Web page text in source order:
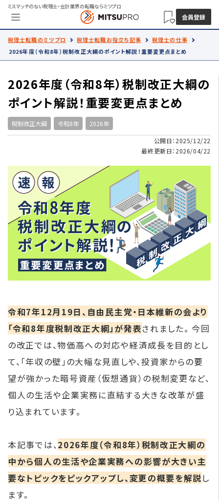
ミスマッチのない税理士・会計業界の転職ならミツプロ
会員登録
税理士転職のミツプロ 税理士転職お役立ち記事
税理士の仕事
2026年度（令和8年）税制改正大綱のポイント解説！重要変更点まとめ
2026年度（令和8年）税制改正大綱の
ポイント解説！重要変更点まとめ
税制改正大綱 令和8年 2026年
公開日：2025/12/22
最終更新日：2026/04/22
令和7年12月19日、自由民主党・日本維新の会より
「令和8年度税制改正大綱」が発表されました。 今回
の改正では、物価高への対応や経済成長を目的とし
て、「年収の壁」の大幅な見直しや、投資家からの要
望が強かった暗号資産（仮想通貨）の税制変更など、
個人の生活や企業実務に直結する大きな改革が盛
り込まれています。
本記事では、 2026年度（令和8年）税制改正大綱の
中から個人の生活や企業実務への影響が大きい主
要なトピックをピックアップし、変更の概要を解説 し
ます。